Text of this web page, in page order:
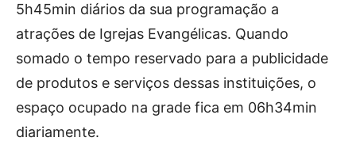
5h45min diários da sua programação a
atrações de Igrejas Evangélicas. Quando
somado o tempo reservado para a publicidade
de produtos e serviços dessas instituições, o
espaço ocupado na grade fica em 06h34min
diariamente.